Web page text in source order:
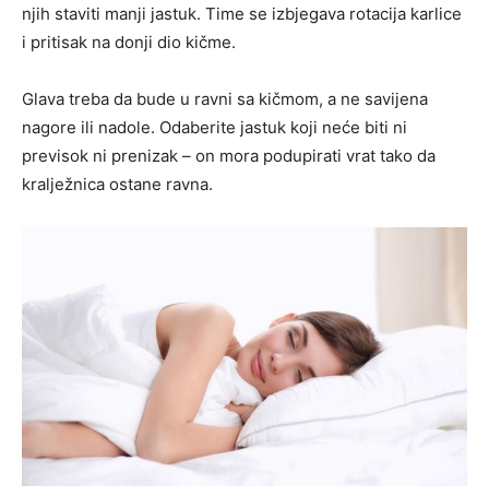
njih staviti manji jastuk. Time se izbjegava rotacija karlice
i pritisak na donji dio kičme.
Glava treba da bude u ravni sa kičmom, a ne savijena
nagore ili nadole. Odaberite jastuk koji neće biti ni
previsok ni prenizak – on mora podupirati vrat tako da
kralježnica ostane ravna.